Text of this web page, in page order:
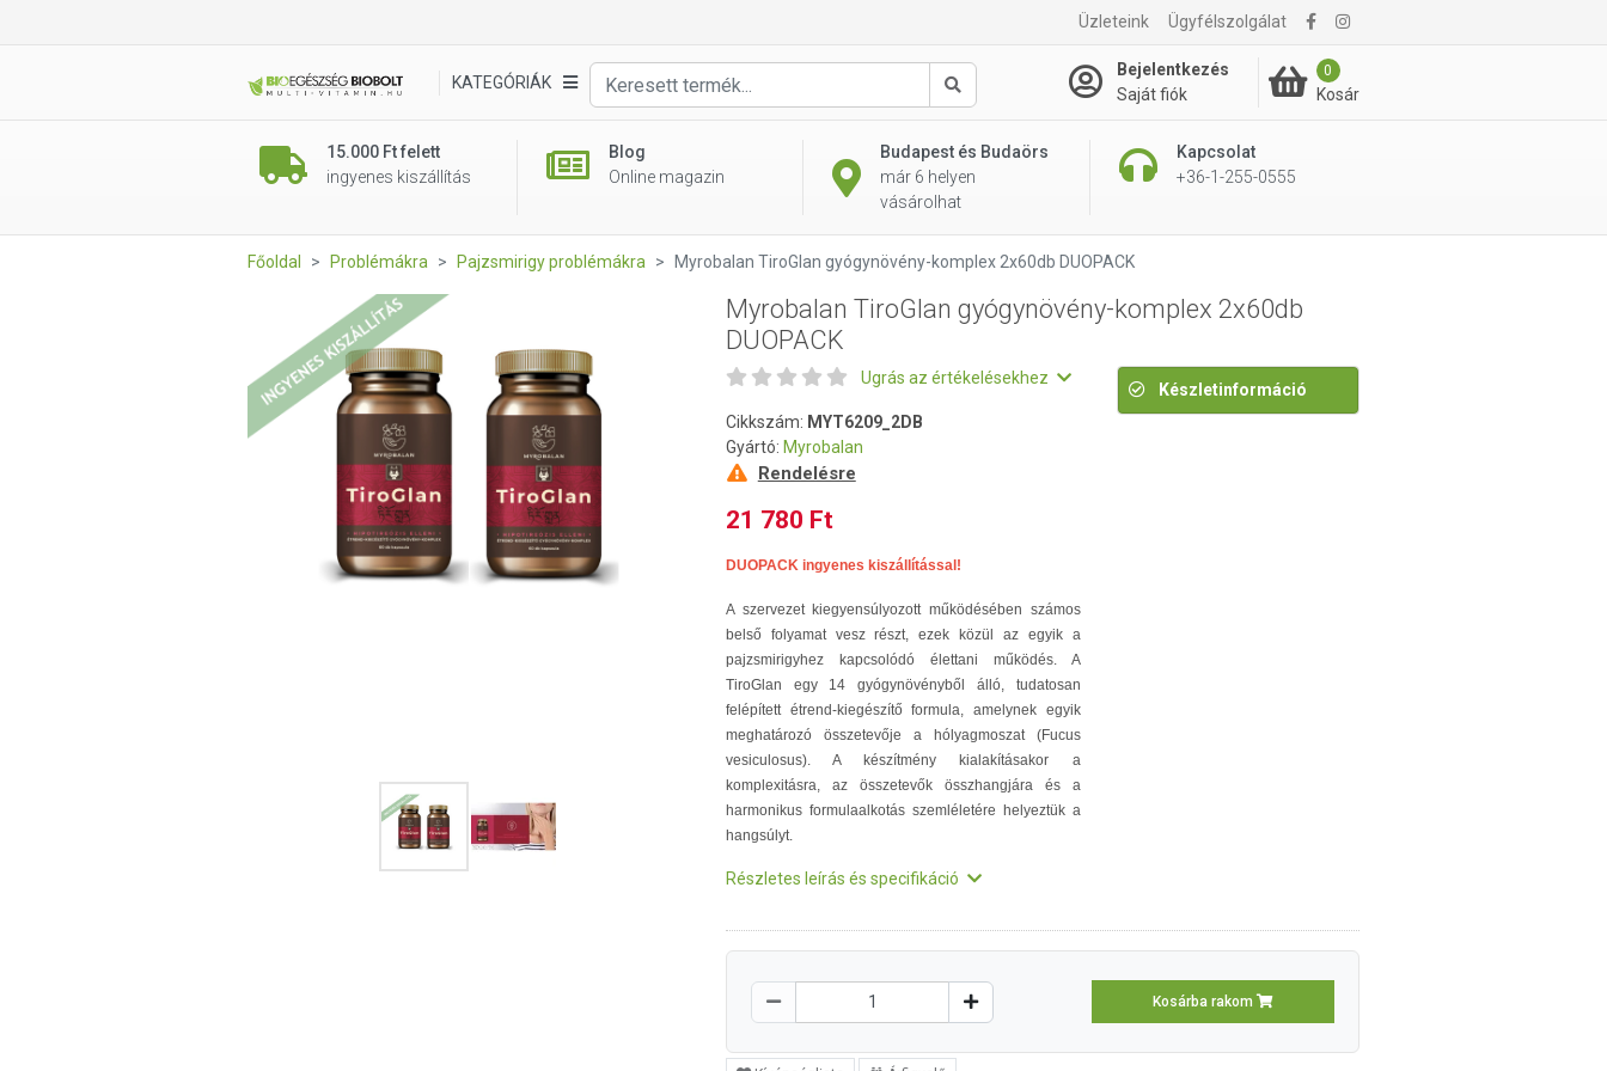
Üzleteink Ügyfélszolgálat
KATEGÓRIÁK
Keresés
Bejelentkezés
Saját fiók
0
Kosár
15.000 Ft felett
ingyenes kiszállítás
Blog
Online magazin
Budapest és Budaörs
már 6 helyen
vásárolhat
Kapcsolat
+36-1-255-0555
21 780 Ft Kosárba rakom
Főoldal Problémákra Pajzsmirigy problémákra Myrobalan TiroGlan gyógynövény-komplex 2x60db DUOPACK
Myrobalan TiroGlan gyógynövény-komplex 2x60db
DUOPACK
Ugrás az értékelésekhez
Cikkszám: MYT6209_2DB
Gyártó: Myrobalan
Rendelésre
21 780 Ft
DUOPACK ingyenes kiszállítással!
A szervezet kiegyensúlyozott működésében számos
belső folyamat vesz részt, ezek közül az egyik a
pajzsmirigyhez kapcsolódó élettani működés. A
TiroGlan egy 14 gyógynövényből álló, tudatosan
felépített étrend-kiegészítő formula, amelynek egyik
meghatározó összetevője a hólyagmoszat (Fucus
vesiculosus). A készítmény kialakításakor a
komplexitásra, az összetevők összhangjára és a
harmonikus formulaalkotás szemléletére helyeztük a
hangsúlyt.
Részletes leírás és specifikáció
Készletinformáció
Kosárba rakom